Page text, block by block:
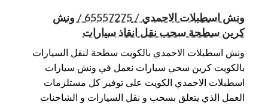
ونش اسطبلات الاحمدي / 65557275 / ونش
كرين سطحة سحب نقل انقاذ سيارات
ونش اسطبلات الاحمدي بالكويت سطحة لنقل السيارات
بالكويت كرين سحي سيارات نعمل في ونش سيارات
اسطبلات الاحمدي الكويت على توفير كل مستلزمات
العمل الذي يتعلق بسحب و نقل السيارات و الشاحنات